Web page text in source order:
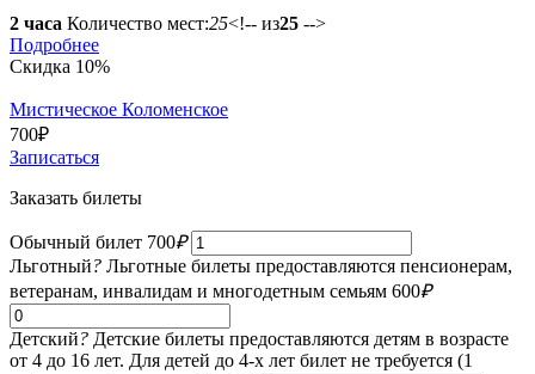
2 часа Количество мест:25<!-- из25 -->
Подробнее
Скидка 10%
Мистическое Коломенское
700₽
Записаться
Заказать билеты
Обычный билет 700₽
Льготный? Льготные билеты предоставляются пенсионерам,
ветеранам, инвалидам и многодетным семьям 600₽
Детский? Детские билеты предоставляются детям в возрасте
от 4 до 16 лет. Для детей до 4-х лет билет не требуется (1